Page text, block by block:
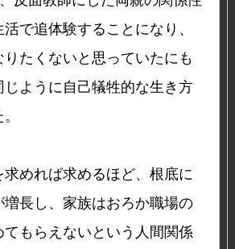
で追体験することになり、
たくないと思っていたにも
ように自己犠牲的な生き方
めれば求めるほど、根底に
長し、家族はおろか職場の
もらえないという人間関係